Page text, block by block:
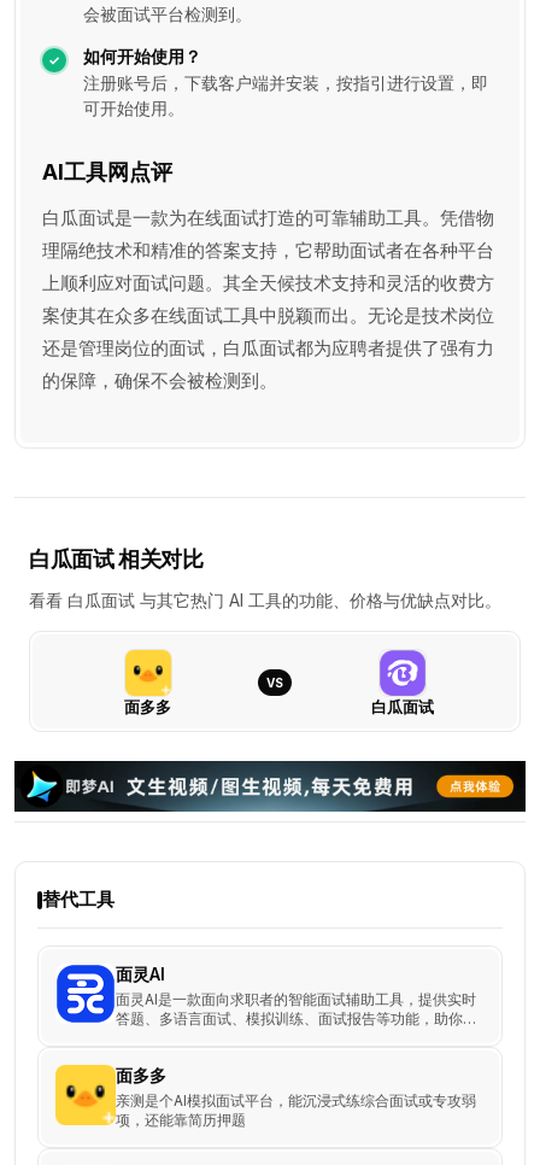
会被面试平台检测到。
如何开始使用？
注册账号后，下载客户端并安装，按指引进行设置，即
可开始使用。
AI工具网点评
白瓜面试是一款为在线面试打造的可靠辅助工具。凭借物
理隔绝技术和精准的答案支持，它帮助面试者在各种平台
上顺利应对面试问题。其全天候技术支持和灵活的收费方
案使其在众多在线面试工具中脱颖而出。无论是技术岗位
还是管理岗位的面试，白瓜面试都为应聘者提供了强有力
的保障，确保不会被检测到。
替代工具
面灵AI
面灵AI是一款面向求职者的智能面试辅助工具，提供实时
答题、多语言面试、模拟训练、面试报告等功能，助你克
面多多
亲测是个AI模拟面试平台，能沉浸式练综合面试或专攻弱
项，还能靠简历押题
白瓜面试 相关对比
看看 白瓜面试 与其它热门 AI 工具的功能、价格与优缺点对比。
面多多
VS
白瓜面试
多
多
瓜
面
能、
格、